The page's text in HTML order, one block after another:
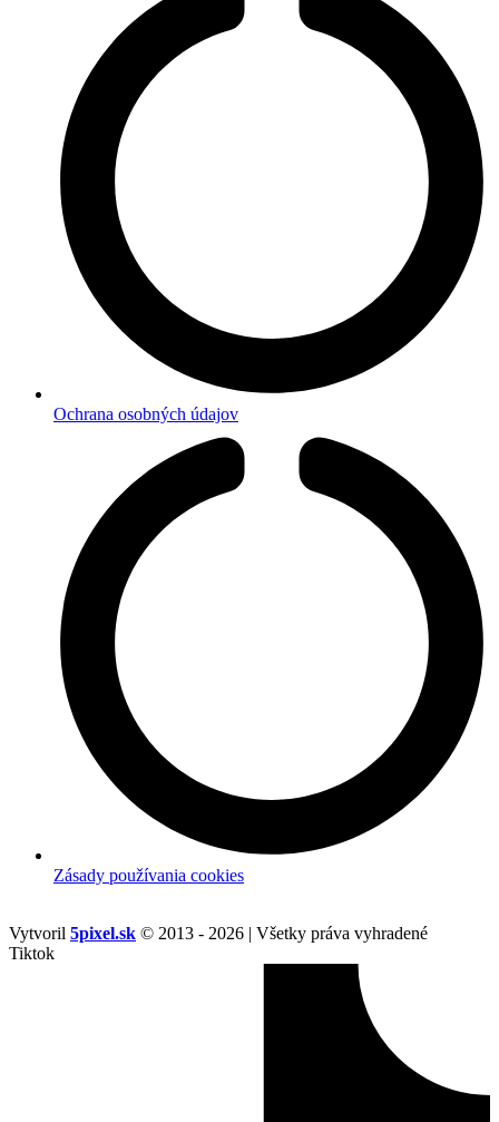
Ochrana osobných údajov
Zásady používania cookies
Vytvoril 5pixel.sk © 2013 - 2026 | Všetky práva vyhradené
Tiktok